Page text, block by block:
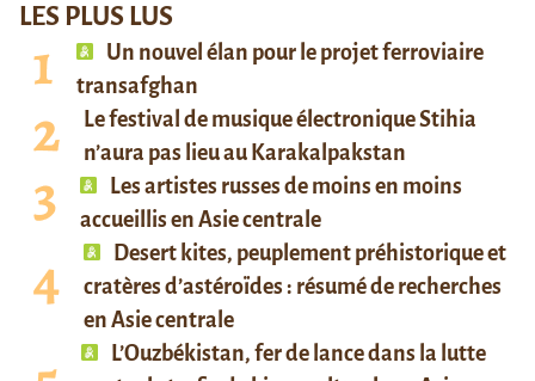
LES PLUS LUS
Un nouvel élan pour le projet ferroviaire
transafghan
Le festival de musique électronique Stihia
n’aura pas lieu au Karakalpakstan
Les artistes russes de moins en moins
accueillis en Asie centrale
Desert kites, peuplement préhistorique et
cratères d’astéroïdes : résumé de recherches
en Asie centrale
L’Ouzbékistan, fer de lance dans la lutte